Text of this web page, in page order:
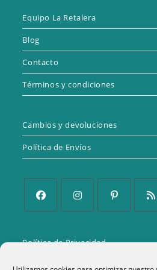
Equipo La Retalera
Blog
Contacto
Términos y condiciones
Cambios y devoluciones
Política de Envíos
una
una
una
Política de Privacidad
Aviso Legal